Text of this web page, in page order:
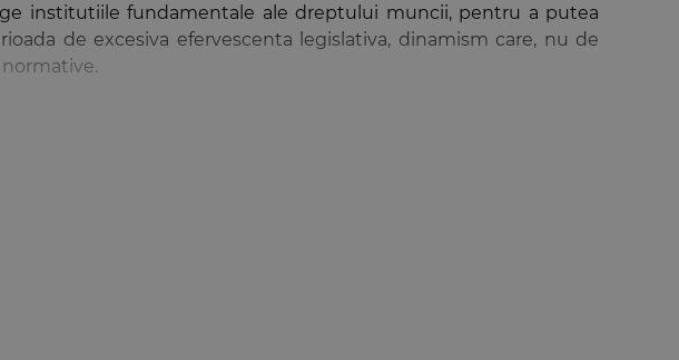
institutiile fundamentale ale dreptului muncii, pentru a putea
de excesiva efervescenta legislativa, dinamism care, nu de
in mod special, sa caute drumul spre evidentierea si
si un instrument util activitatii practicienilor, precum si
sa faciliteze intelegerea, interpretarea si aplicarea legislatiei